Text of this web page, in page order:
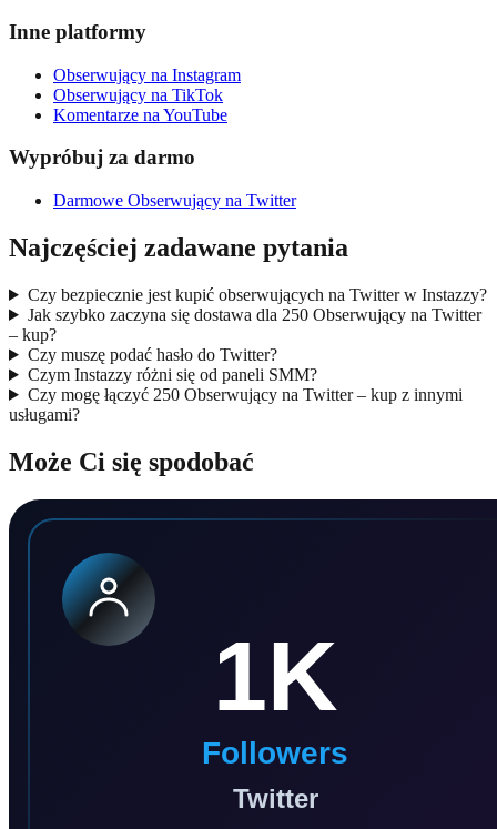
Inne platformy
Obserwujący na Instagram
Obserwujący na TikTok
Komentarze na YouTube
Wypróbuj za darmo
Darmowe Obserwujący na Twitter
Najczęściej zadawane pytania
Czy bezpiecznie jest kupić obserwujących na Twitter w Instazzy?
Jak szybko zaczyna się dostawa dla 250 Obserwujący na Twitter
– kup?
Czy muszę podać hasło do Twitter?
Czym Instazzy różni się od paneli SMM?
Czy mogę łączyć 250 Obserwujący na Twitter – kup z innymi
usługami?
Może Ci się spodobać